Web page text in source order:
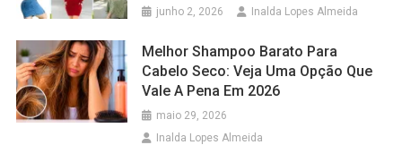
junho 2, 2026 Inalda Lopes Almeida
Melhor Shampoo Barato Para
Cabelo Seco: Veja Uma Opção Que
Vale A Pena Em 2026
maio 29, 2026
Inalda Lopes Almeida